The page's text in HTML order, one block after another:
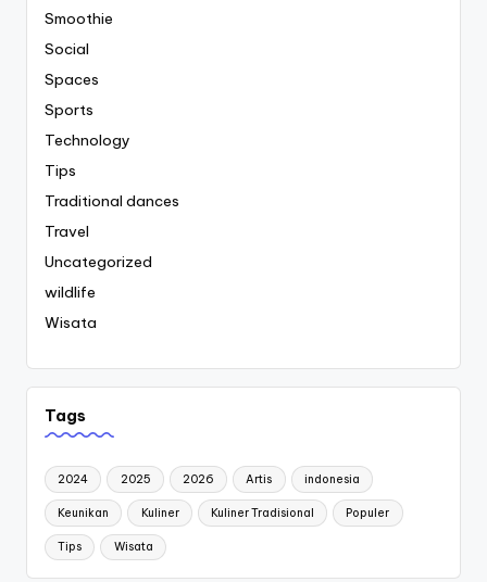
Smoothie
Social
Spaces
Sports
Technology
Tips
Traditional dances
Travel
Uncategorized
wildlife
Wisata
Tags
2024 2025 2026 Artis indonesia
Keunikan Kuliner Kuliner Tradisional Populer
Tips Wisata